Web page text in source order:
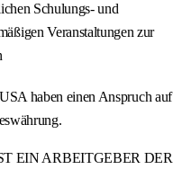
Schulungs- und
Veranstaltungen zur
haben einen Anspruch auf
EIN ARBEITGEBER DER